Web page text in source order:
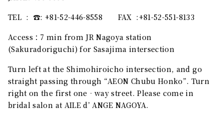
​TEL : ☎︎: +81-52-446-8558 FAX :+81-52-551-8133
Access：7 min from JR Nagoya station
(Sakuradoriguchi) for Sasajima intersection
Turn left at the Shimohiroicho intersection, and go
straight passing through “AEON Chubu Honko”. Turn
right on the first one‐way street. Please come in
bridal salon at AILE d’ ANGE NAGOYA.